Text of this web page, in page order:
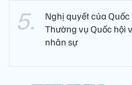
Nghị quyết của Quốc
Thường vụ Quốc hội
nhân sự